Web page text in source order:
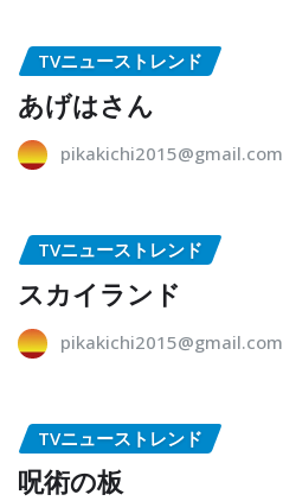
TVニューストレンド
あげはさん
pikakichi2015@gmail.com
TVニューストレンド
スカイランド
pikakichi2015@gmail.com
TVニューストレンド
呪術の板